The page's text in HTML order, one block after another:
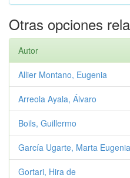
Otras opciones
Autor
Allier Montano, Eugenia
Arreola Ayala, Álvaro
Boils, Guillermo
García Ugarte, Marta Eugenia
Gortari, Hira de